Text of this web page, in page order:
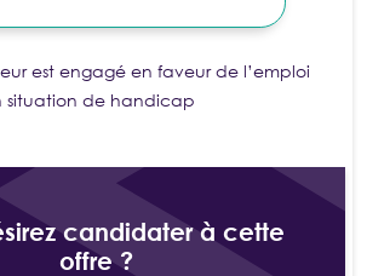
est engagé en faveur de l’emploi
situation de handicap
candidater à cette
offre ?